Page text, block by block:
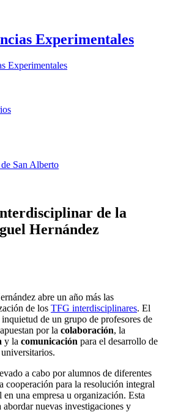
Experimentales
Experimentales
San Alberto
de la
Hernández
abre un año más las
de los TFG interdisciplinares. El
de un grupo de profesores de
por la colaboración, la
y la comunicación para el desarrollo de
a cabo por alumnos de diferentes
cooperación para la resolución integral
una empresa u organización. Esta
nuevas investigaciones y